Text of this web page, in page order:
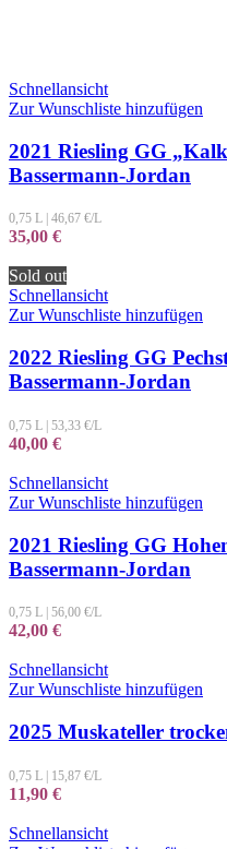
Schnellansicht
Zur Wunschliste hinzufügen
2021 Riesling GG
Bassermann-Jordan
0,75 L 46,67 €/L
35,00 €
Sold out
Schnellansicht
Zur Wunschliste hinzufügen
2022 Riesling GG
Bassermann-Jordan
0,75 L | 53,33 €/L
40,00 €
Schnellansicht
Zur Wunschliste hinzufügen
2021 Riesling GG
Bassermann-Jordan
0,75 L 56,00 €/L
42,00 €
Schnellansicht
Zur Wunschliste hinzufügen
2025 Muskateller
0,75 L | 15,87 €/L
11,90 €
Schnellansicht